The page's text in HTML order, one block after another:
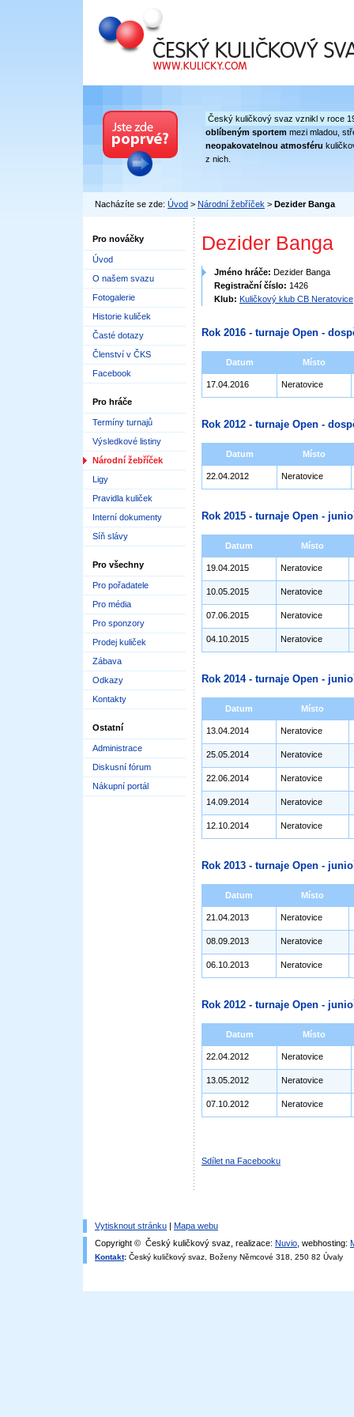
Český kuličkový svaz
Český kuličkový svaz vznikl v roce
oblíbeným sportem mezi mladou,
neopakovatelnou atmosféru
z nich.
Nacházíte se zde: Úvod > Národní žebříček > Dezider Banga
Pro nováčky
Úvod
O našem svazu
Fotogalerie
Historie kuliček
Časté dotazy
Členství v ČKS
Facebook
Pro hráče
Termíny turnajů
Výsledkové listiny
Národní žebříček
Ligy
Pravidla kuliček
Interní dokumenty
Síň slávy
Pro všechny
Pro pořadatele
Pro média
Pro sponzory
Prodej kuliček
Zábava
Odkazy
Kontakty
Ostatní
Administrace
Diskusní fórum
Nákupní portál
Dezider Banga
Jméno hráče: Dezider Banga
Registrační číslo: 1426
Klub: Kuličkový klub CB Neratovice
Rok 2016 - turnaje Open -
Datum Místo
17.04.2016 Neratovice
Rok 2012 - turnaje Open -
Datum Místo
22.04.2012 Neratovice
Rok 2015 - turnaje Open -
Datum Místo
19.04.2015 Neratovice
10.05.2015 Neratovice
07.06.2015 Neratovice
04.10.2015 Neratovice
Rok 2014 - turnaje Open -
Datum Místo
13.04.2014 Neratovice
25.05.2014 Neratovice
22.06.2014 Neratovice
14.09.2014 Neratovice
12.10.2014 Neratovice
Rok 2013 - turnaje Open -
Datum Místo
21.04.2013 Neratovice
08.09.2013 Neratovice
06.10.2013 Neratovice
Rok 2012 - turnaje Open -
Datum Místo
22.04.2012 Neratovice
13.05.2012 Neratovice
07.10.2012 Neratovice
Sdílet na Facebooku
Vytisknout stránku | Mapa webu
Copyright © Český kuličkový svaz, realizace: Nuvio , webhosting:
Kontakt: Český kuličkový svaz, Boženy Němcové 318, 250 82 Úvaly